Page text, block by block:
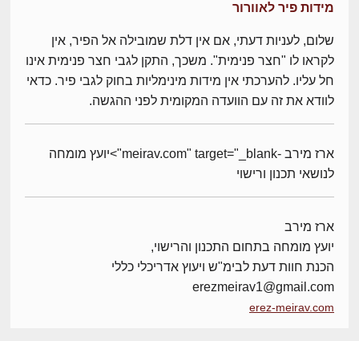
מידות פיר לאוורור
שלום, לעניות דעתי, אם אין דלת שמובילה אל הפיר, אין
לקראו לו "חצר פנימית". משכך, התקן לגבי חצר פנימית אינו
חל עליו. להערכתי אין מידות מינימליות בחוק לגבי פיר. כדאי
לוודא את זה עם הוועדה המקומית לפני ההגשה.
ארז מירב -meirav.com" target="_blank">יועץ מומחה
לנושאי תכנון ורישוי
ארז מירב
יועץ מומחה בתחום התכנון והרישוי,
הכנת חוות דעת לבימ"ש ויעוץ אדריכלי כללי
erezmeirav1@gmail.com
erez-meirav.com